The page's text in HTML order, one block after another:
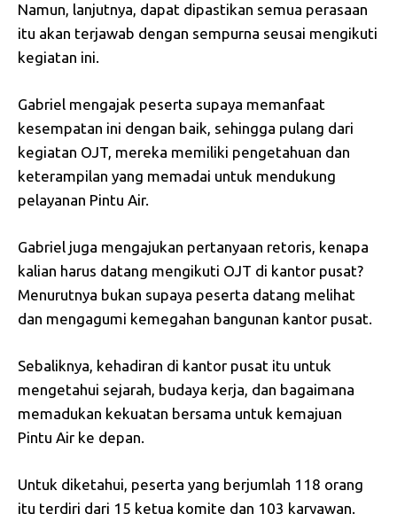
Namun, lanjutnya, dapat dipastikan semua perasaan
itu akan terjawab dengan sempurna seusai mengikuti
kegiatan ini.
Gabriel mengajak peserta supaya memanfaat
kesempatan ini dengan baik, sehingga pulang dari
kegiatan OJT, mereka memiliki pengetahuan dan
keterampilan yang memadai untuk mendukung
pelayanan Pintu Air.
Gabriel juga mengajukan pertanyaan retoris, kenapa
kalian harus datang mengikuti OJT di kantor pusat?
Menurutnya bukan supaya peserta datang melihat
dan mengagumi kemegahan bangunan kantor pusat.
Sebaliknya, kehadiran di kantor pusat itu untuk
mengetahui sejarah, budaya kerja, dan bagaimana
memadukan kekuatan bersama untuk kemajuan
Pintu Air ke depan.
Untuk diketahui, peserta yang berjumlah 118 orang
itu terdiri dari 15 ketua komite dan 103 karyawan.